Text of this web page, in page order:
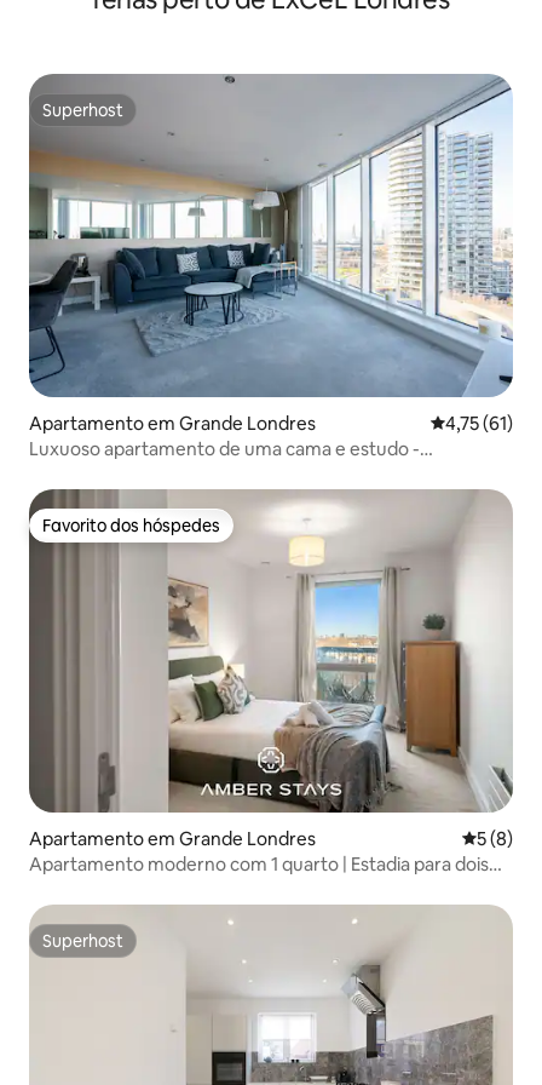
Superhost
Superhost
Apartamento em Grande Londres
4,75 (61)
Luxuoso apartamento de uma cama e estudo -
Favorito dos hóspedes
Favorito dos hóspedes
Apartamento em Grande Londres
5 (8)
Apartamento moderno com 1 quarto | Estadia para dois
Superhost
Superhost